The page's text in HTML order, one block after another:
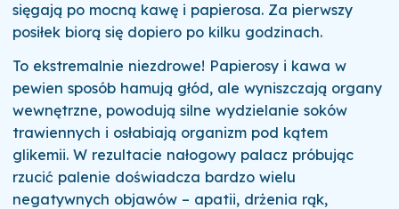
sięgają po mocną kawę i papierosa. Za pierwszy
posiłek biorą się dopiero po kilku godzinach.
To ekstremalnie niezdrowe! Papierosy i kawa w
pewien sposób hamują głód, ale wyniszczają organy
wewnętrzne, powodują silne wydzielanie soków
trawiennych i osłabiają organizm pod kątem
glikemii. W rezultacie nałogowy palacz próbując
rzucić palenie doświadcza bardzo wielu
negatywnych objawów – apatii, drżenia rąk,